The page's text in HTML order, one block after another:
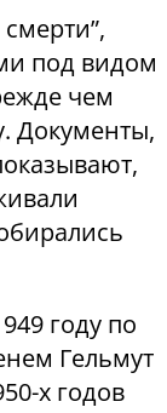
под видом
чем
Документы,
году по
Гельмут
х годов